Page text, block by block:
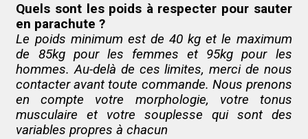
Quels sont les poids à respecter pour sauter
en parachute ?
Le poids minimum est de 40 kg et le maximum
de 85kg pour les femmes et 95kg pour les
hommes. Au-delà de ces limites, merci de nous
contacter avant toute commande. Nous prenons
en compte votre morphologie, votre tonus
musculaire et votre souplesse qui sont des
variables propres à chacun